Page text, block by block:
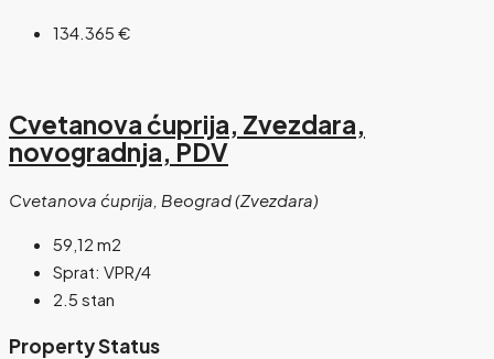
134.365 €
Cvetanova ćuprija, Zvezdara,
novogradnja, PDV
Cvetanova ćuprija, Beograd (Zvezdara)
59,12 m2
Sprat: VPR/4
2.5 stan
Property Status